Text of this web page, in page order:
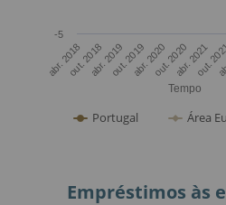
Empréstimos às